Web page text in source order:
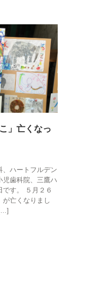
」亡くなっ
、ハートフルデン
児歯科院、三鷹ハ
す。 ５月２６
亡くなりまし